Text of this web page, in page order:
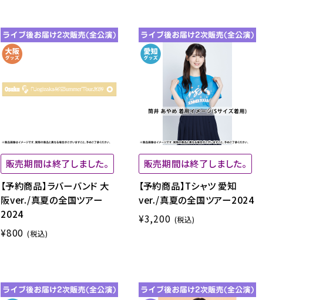
販売期間は終了しました。
【予約商品】ラバーバンド 大
阪ver./真夏の全国ツアー
2024
¥800 (税込)
販売期間は終了しました。
【予約商品】Tシャツ 愛知
ver./真夏の全国ツアー2024
¥3,200 (税込)